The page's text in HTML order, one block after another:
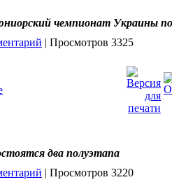
чемпионат Украины
| Просмотров 3325
два полуэтапа
| Просмотров 3220